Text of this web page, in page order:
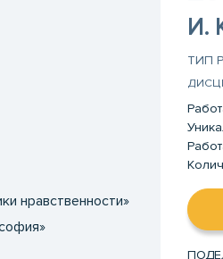
нравственности»
И.
ТИП